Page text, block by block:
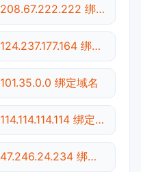
208.67.222.222 绑定域名
124.237.177.164 绑定域名
101.35.0.0 绑定域名
114.114.114.114 绑定域名
47.246.24.234 绑定域名